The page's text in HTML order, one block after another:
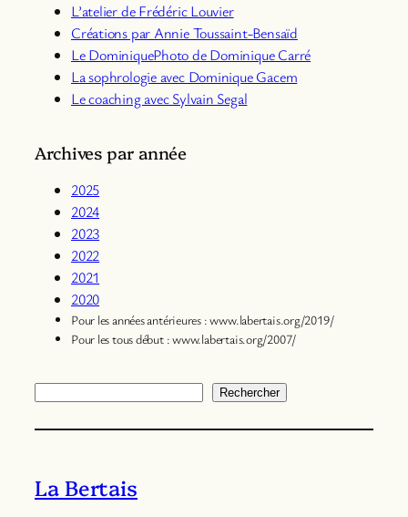
L’atelier de Frédéric Louvier
Créations par Annie Toussaint-Bensaïd
Le DominiquePhoto de Dominique Carré
La sophrologie avec Dominique Gacem
Le coaching avec Sylvain Segal
Archives par année
2025
2024
2023
2022
2021
2020
Pour les années antérieures : www.labertais.org/2019/
Pour les tous début : www.labertais.org/2007/
Rechercher
La Bertais